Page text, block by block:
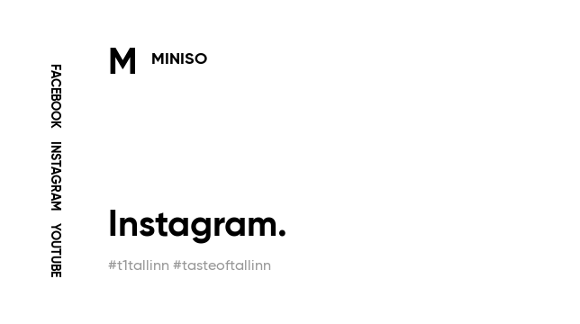
FACEBOOK
INSTAGRAM
YOUTUBE
M MINISO
Instagram.
#t1tallinn #tasteoftallinn